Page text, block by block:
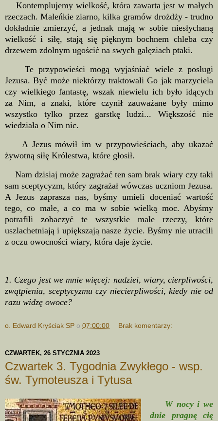
Kontemplujemy wielkość, która zawarta jest w małych
rzeczach. Maleńkie ziarno, kilka gramów drożdży - trudno
dokładnie zmierzyć, a jednak mają w sobie niesłychaną
wielkość i siłę, stają się pięknym bochnem chleba czy
drzewem zdolnym ugościć na swych gałęziach ptaki.
Te przypowieści mogą wyjaśniać wiele z posługi
Jezusa. Być może niektórzy traktowali Go jak marzyciela
czy wielkiego fantastę, wszak niewielu ich było idących
za Nim, a znaki, które czynił zauważane były mimo
wszystko tylko przez garstkę ludzi... Większość nie
wiedziała o Nim nic.
A Jezus mówił im w przypowieściach, aby ukazać
żywotną siłę Królestwa, które głosił.
Nam dzisiaj może zagrażać ten sam brak wiary czy taki
sam sceptycyzm, który zagrażał wówczas uczniom Jezusa.
A Jezus zaprasza nas, byśmy umieli doceniać wartość
tego, co małe, a co ma w sobie wielką moc. Abyśmy
potrafili zobaczyć te wszystkie małe rzeczy, które
uszlachetniają i upiększają nasze życie. Byśmy nie utracili
z oczu owocności wiary, która daje życie.
1. Czego jest we mnie więcej: nadziei, wiary, cierpliwości,
zwątpienia, sceptycyzmu czy niecierpliwości, kiedy nie od
razu widzę owoce?
o. Edward Kryściak SP o 07:00:00 Brak komentarzy:
CZWARTEK, 26 STYCZNIA 2023
Czwartek 3. Tygodnia Zwykłego - wsp.
św. Tymoteusza i Tytusa
W nocy i we
dnie pragnę cię